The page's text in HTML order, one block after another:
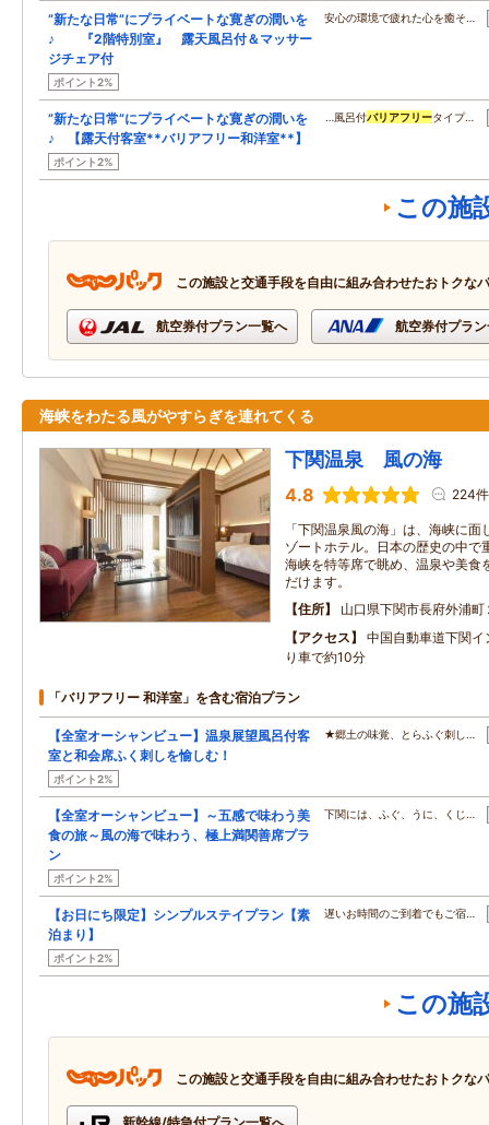
”新たな日常”にプライベートな寛ぎの潤いを
♪ 『2階特別室』 露天風呂付＆マッサー
ジチェア付
ポイント2%
安心の環境で疲れた心を癒そ…
”新たな日常”にプライベートな寛ぎの潤いを
♪ 【露天付客室**バリアフリー和洋室**】
ポイント2%
…風呂付バリアフリータイプ…
この施
この施設と交通手段を自由に組み合わせたおトクな
航空券付プラン一覧へ 航空券付プラ
海峡をわたる風がやすらぎを連れてくる
下関温泉 風の海
4.8 224件
「下関温泉風の海」は、海峡に
ゾートホテル。日本の歴史の中で
海峡を特等席で眺め、温泉や美食
だけます。
住所
山口県下関市長府外浦町
アクセス
中国自動車道下関
り車で約10分
「バリアフリー 和洋室」を含む宿泊プラン
【全室オーシャンビュー】温泉展望風呂付客
室と和会席ふく刺しを愉しむ！
ポイント2%
★郷土の味覚、とらふぐ刺し…
【全室オーシャンビュー】～五感で味わう美
食の旅～風の海で味わう、極上満関善席プラ
ン
ポイント2%
下関には、ふぐ、うに、くじ…
【お日にち限定】シンプルステイプラン【素
泊まり】
ポイント2%
遅いお時間のご到着でもご宿…
この施
この施設と交通手段を自由に組み合わせたおトクな